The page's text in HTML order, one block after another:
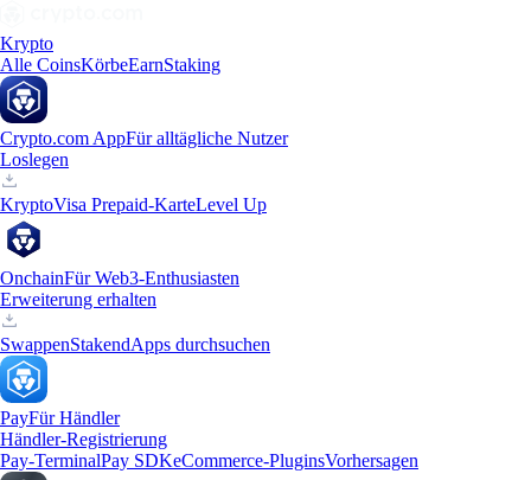
Krypto
Alle CoinsKörbeEarnStaking
Crypto.com AppFür alltägliche Nutzer
Loslegen
KryptoVisa Prepaid-KarteLevel Up
OnchainFür Web3-Enthusiasten
Erweiterung erhalten
SwappenStakendApps durchsuchen
PayFür Händler
Händler-Registrierung
Pay-TerminalPay SDKeCommerce-PluginsVorhersagen